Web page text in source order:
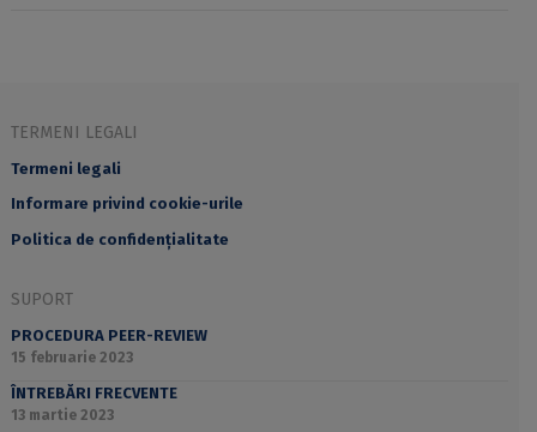
TERMENI LEGALI
Termeni legali
Informare privind cookie-urile
Politica de confidențialitate
SUPORT
PROCEDURA PEER-REVIEW
15 februarie 2023
ÎNTREBĂRI FRECVENTE
13 martie 2023